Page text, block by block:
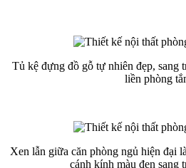
Tủ kệ đựng đồ gỗ tự nhiên đẹp, sang
liền phòng
Xen lẫn giữa căn phòng ngủ hiện đại
cánh kính màu đen sang